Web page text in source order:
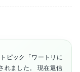
ピック「ワートリに
れました。 現在返信